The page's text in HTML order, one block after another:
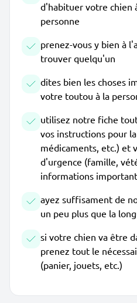
d'habituer votre chien
personne
prenez-vous y bien à
trouver quelqu'un
dites bien les choses
votre toutou à la
utilisez notre fiche
vos instructions pour
médicaments, etc.) et
d'urgence (famille,
informations
ayez suffisament de
un peu plus que la
si votre chien va être
prenez tout le
(panier, jouets, etc.)